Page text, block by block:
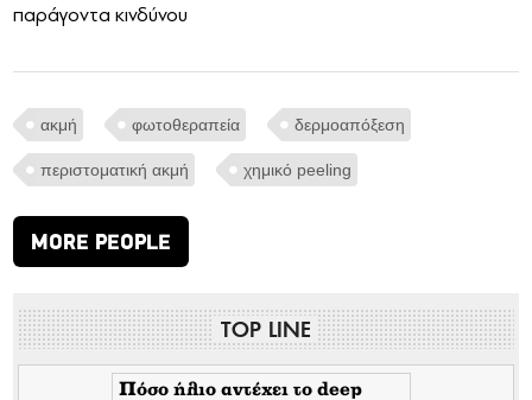
παράγοντα κινδύνου
ακμή φωτοθεραπεία δερμοαπόξεση
περιστοματική ακμή χημικό peeling
MORE PEOPLE
TOP LINE
Πόσο ήλιο αντέχει το deep